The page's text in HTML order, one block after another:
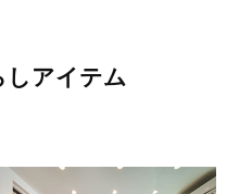
アイテム